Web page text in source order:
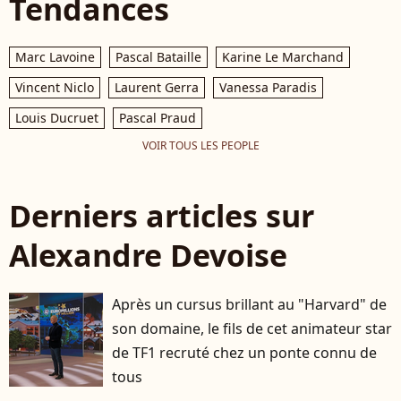
Tendances
Marc Lavoine Pascal Bataille
Karine Le Marchand
Vincent Niclo
Laurent Gerra
Vanessa Paradis
Louis Ducruet
Pascal Praud
VOIR TOUS LES PEOPLE
Derniers articles sur
Alexandre Devoise
Après un cursus brillant au "Harvard" de
son domaine, le fils de cet animateur star
de TF1 recruté chez un ponte connu de
tous